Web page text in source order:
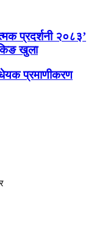
प्रदर्शनी २०८३’
खुला
प्रमाणीकरण